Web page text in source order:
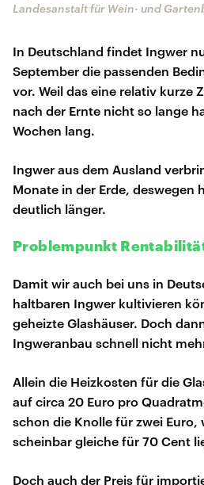
Landesanstalt für Wein- und
In Deutschland findet Ingwer
September die passenden
vor. Weil das eine relativ kurze
nach der Ernte nicht so lange
Wochen lang.
Ingwer aus dem Ausland
Monate in der Erde, deswegen
deutlich länger.
Problempunkt
Damit wir auch bei uns in
haltbaren Ingwer kultivieren
geheizte Glashäuser. Doch
Ingweranbau schnell nicht
Allein die Heizkosten für die
auf circa 20 Euro pro
schon die Knolle für zwei Euro,
scheinbar gleiche für 70 Cent
Doch auch der Preis für